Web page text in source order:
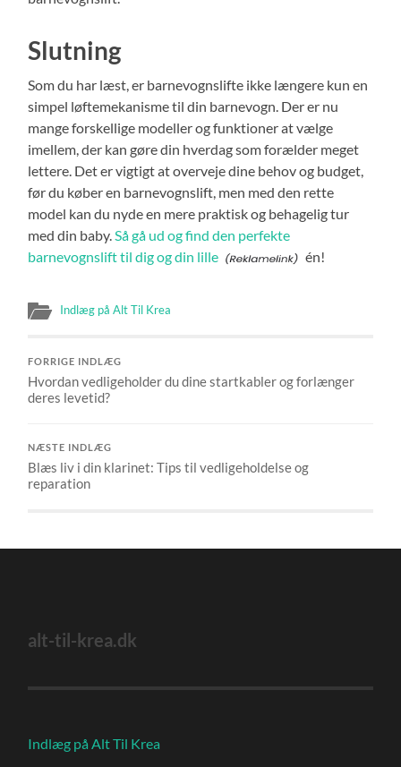
Slutning
Som du har læst, er barnevognslifte ikke længere kun en
simpel løftemekanisme til din barnevogn. Der er nu
mange forskellige modeller og funktioner at vælge
imellem, der kan gøre din hverdag som forælder meget
lettere. Det er vigtigt at overveje dine behov og budget,
før du køber en barnevognslift, men med den rette
model kan du nyde en mere praktisk og behagelig tur
med din baby.Så gå ud og find den perfekte
barnevognslift til dig og din lille
én!
Indlæg på Alt Til Krea
FORRIGE INDLÆG
Hvordan vedligeholder du dine startkabler og forlænger
deres levetid?
NÆSTE INDLÆG
Blæs liv i din klarinet: Tips til vedligeholdelse og
reparation
alt-til-krea.dk
Indlæg på Alt Til Krea